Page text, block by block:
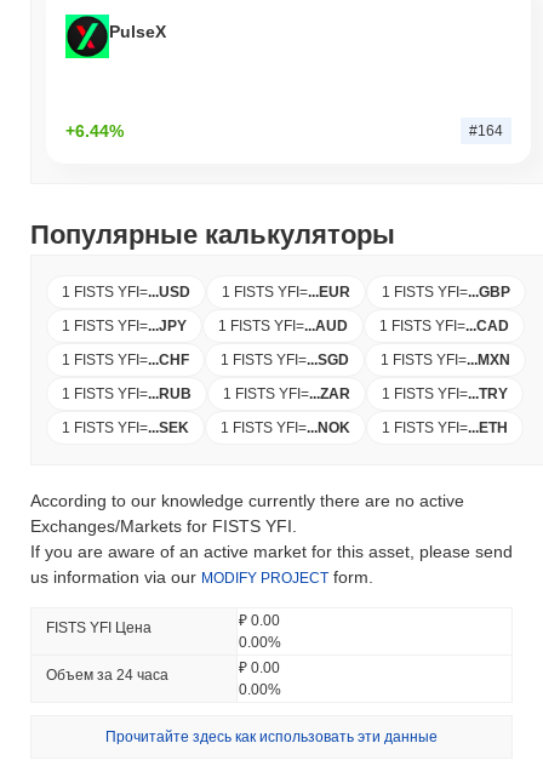
PulseX
+6.44% #164
Популярные калькуляторы
1 FISTS YFI=...USD 1 FISTS YFI=...EUR 1 FISTS YFI=...GBP
1 FISTS YFI=...JPY 1 FISTS YFI=...AUD 1 FISTS YFI=...CAD
1 FISTS YFI=...CHF 1 FISTS YFI=...SGD 1 FISTS YFI=...MXN
1 FISTS YFI=...RUB 1 FISTS YFI=...ZAR 1 FISTS YFI=...TRY
1 FISTS YFI=...SEK 1 FISTS YFI=...NOK 1 FISTS YFI=...ETH
According to our knowledge currently there are no active
Exchanges/Markets for FISTS YFI.
If you are aware of an active market for this asset, please send
us information via our MODIFY PROJECT form.
FISTS YFI Цена
₽ 0.00
0.00%
Объем за 24 часа
₽ 0.00
0.00%
Прочитайте здесь как использовать эти данные